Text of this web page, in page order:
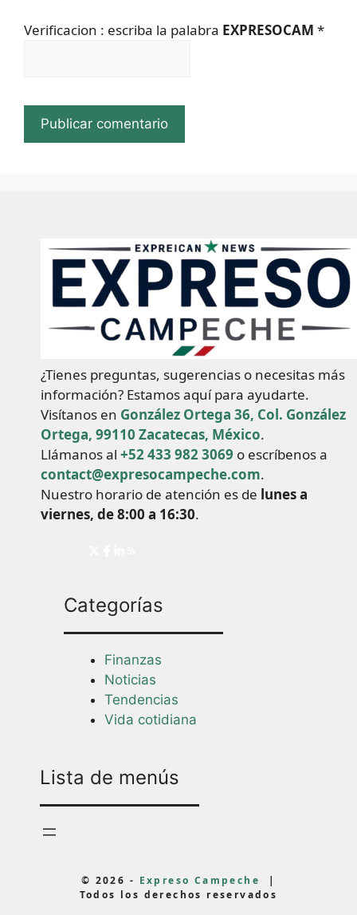
Verificacion : escriba la palabra EXPRESOCAM *
¿Tienes preguntas, sugerencias o necesitas más
información? Estamos aquí para ayudarte.
Visítanos en González Ortega 36, Col. González
Ortega, 99110 Zacatecas, México.
Llámanos al +52 433 982 3069 o escríbenos a
contact@expresocampeche.com.
Nuestro horario de atención es de lunes a
viernes, de 8:00 a 16:30.
Categorías
Finanzas
Noticias
Tendencias
Vida cotidiana
Lista de menús
© 2026 - Expreso Campeche
|
Todos los derechos reservados